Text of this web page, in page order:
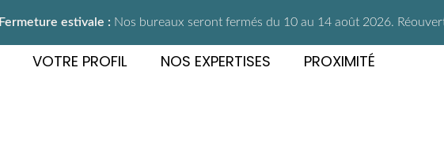
Fermeture estivale : Nos bureaux seront fermés du 10 au 14 août 2026.
VOTRE PROFIL NOS EXPERTISES PROXIMITÉ